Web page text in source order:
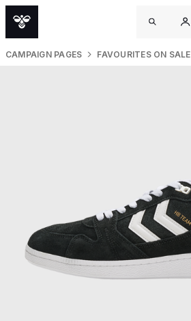
CAMPAIGN PAGES FAVOURITES ON SALE